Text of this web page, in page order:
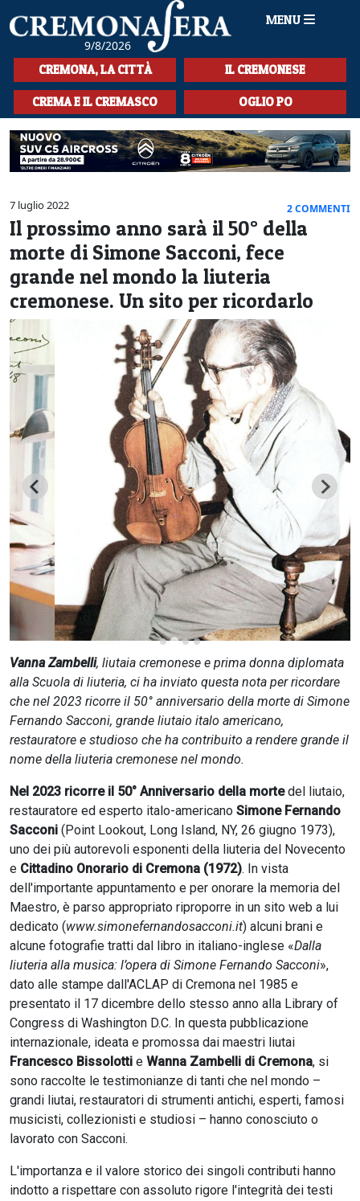
9/8/2026
MENU
HOME
CRONACA
SPORT
LA MUSICA
CULTURA
LA STORIA
SPETTACOLI
L'EDITORIALE
SEZIONI
CERCA
CREMONA, LA CITTÀ IL CREMONESE
CREMA E IL CREMASCO OGLIO PO
7 luglio 2022 2 COMMENTI
Il prossimo anno sarà il 50° della
morte di Simone Sacconi, fece
grande nel mondo la liuteria
cremonese. Un sito per ricordarlo
Vanna Zambelli, liutaia cremonese e prima donna diplomata
alla Scuola di liuteria, ci ha inviato questa nota per ricordare
che nel 2023 ricorre il 50° anniversario della morte di Simone
Fernando Sacconi, grande liutaio italo americano,
restauratore e studioso che ha contribuito a rendere grande il
nome della liuteria cremonese nel mondo.
Nel 2023 ricorre il 50° Anniversario della mortedel liutaio,
restauratore ed esperto italo-americano Simone Fernando
Sacconi (Point Lookout, Long Island, NY, 26 giugno 1973),
uno dei più autorevoli esponenti della liuteria del Novecento
e Cittadino Onorario di Cremona (1972). In vista
dell'importante appuntamento e per onorare la memoria del
Maestro, è parso appropriato riproporre in un sito web a lui
dedicato (www.simonefernandosacconi.it) alcuni brani e
alcune fotografie tratti dal libro in italiano-inglese «Dalla
liuteria alla musica: l’opera di Simone Fernando Sacconi»,
dato alle stampe dall'ACLAP di Cremona nel 1985 e
presentato il 17 dicembre dello stesso anno alla Library of
Congress di Washington D.C. In questa pubblicazione
internazionale, ideata e promossa dai maestri liutai
Francesco Bissolotti e Wanna Zambelli di Cremona, si
sono raccolte le testimonianze di tanti che nel mondo –
grandi liutai, restauratori di strumenti antichi, esperti, famosi
musicisti, collezionisti e studiosi – hanno conosciuto o
lavorato con Sacconi.
L'importanza e il valore storico dei singoli contributi hanno
indotto a rispettare con assoluto rigore l'integrità dei testi